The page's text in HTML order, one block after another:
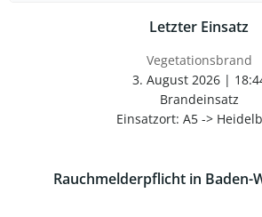
Letzter Einsatz
Vegetationsbrand
3. August 2026|
Brandeinsatz
Einsatzort: A5 ->
Rauchmelderpflicht in Baden-